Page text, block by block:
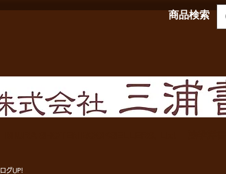
商品検索
グUP!